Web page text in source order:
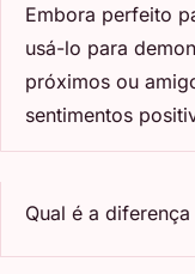
Embora perfeito
usá-lo para
próximos ou
sentimentos
Qual é a